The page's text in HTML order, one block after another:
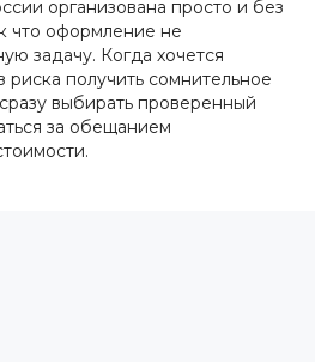
организована просто и без
что оформление не
задачу. Когда хочется
получить сомнительное
выбирать проверенный
за обещанием